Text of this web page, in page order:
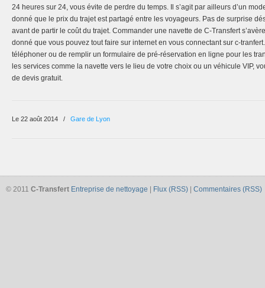
24 heures sur 24, vous évite de perdre du temps. Il s’agit par ailleurs d’un
donné que le prix du trajet est partagé entre les voyageurs. Pas de surprise
avant de partir le coût du trajet. Commander une navette de C-Transfert
donné que vous pouvez tout faire sur internet en vous connectant sur c-
téléphoner ou de remplir un formulaire de pré-réservation en ligne pour les
les services comme la navette vers le lieu de votre choix ou un véhicule VIP,
de devis gratuit.
Le 22 août 2014 / Gare de Lyon
© 2011 C-Transfert Entreprise de nettoyage Flux (RSS) Commentaires (RSS)